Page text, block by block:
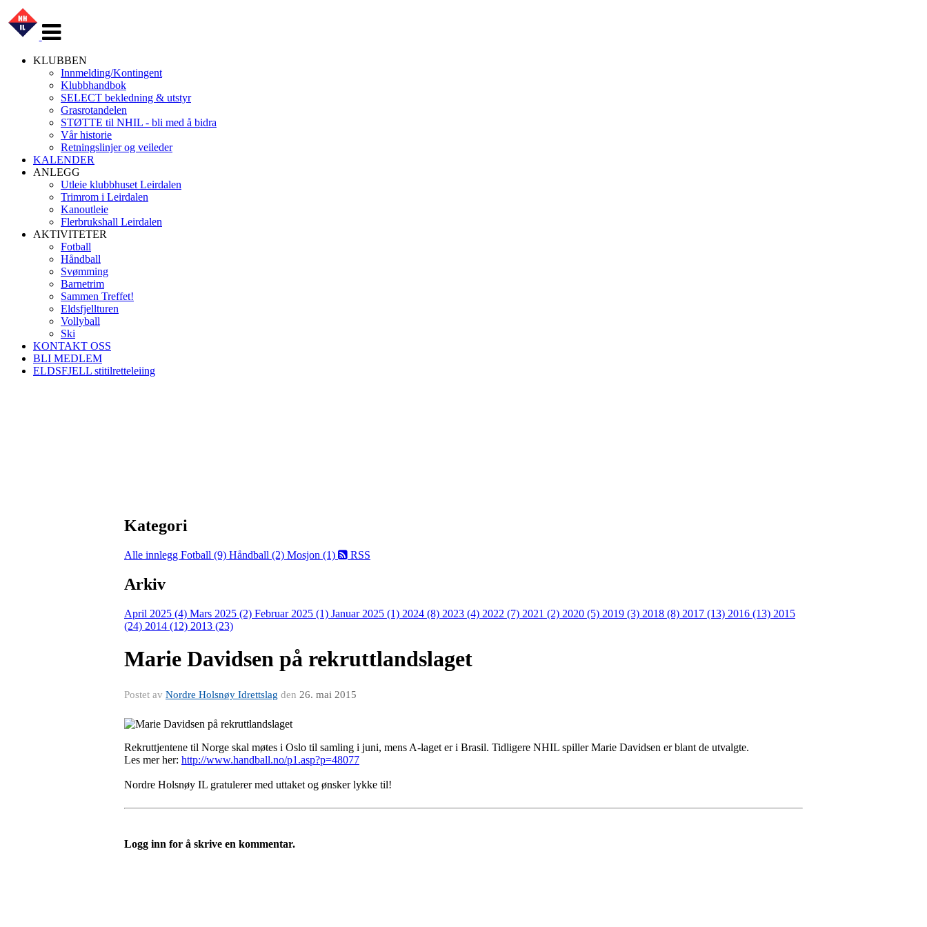
navigasjon
KLUBBEN
Innmelding/Kontingent
Klubbhandbok
SELECT bekledning & utstyr
Grasrotandelen
STØTTE til NHIL - bli med å bidra
Vår historie
Retningslinjer og veileder
KALENDER
ANLEGG
Utleie klubbhuset Leirdalen
Trimrom i Leirdalen
Kanoutleie
Flerbrukshall Leirdalen
AKTIVITETER
Fotball
Håndball
Svømming
Barnetrim
Sammen Treffet!
Eldsfjellturen
Vollyball
Ski
KONTAKT OSS
BLI MEDLEM
ELDSFJELL stitilretteleiing
Kategori
Alle innlegg Fotball (9) Håndball (2) Mosjon (1) RSS
Arkiv
April 2025 (4) Mars 2025 (2) Februar 2025 (1) Januar 2025 (1) 2024 (8) 2023 (4) 2022 (7) 2021 (2) 2020 (5) 2019 (3) 2018 (8) 2017 (13) 2016 (13) 2015
(24) 2014 (12) 2013 (23)
Marie Davidsen på rekruttlandslaget
Postet av Nordre Holsnøy Idrettslag den 26. mai 2015
Rekruttjentene til Norge skal møtes i Oslo til samling i juni, mens A-laget er i Brasil. Tidligere NHIL spiller Marie Davidsen er blant de utvalgte.
Les mer her: http://www.handball.no/p1.asp?p=48077
Nordre Holsnøy IL gratulerer med uttaket og ønsker lykke til!
Logg inn for å skrive en kommentar.